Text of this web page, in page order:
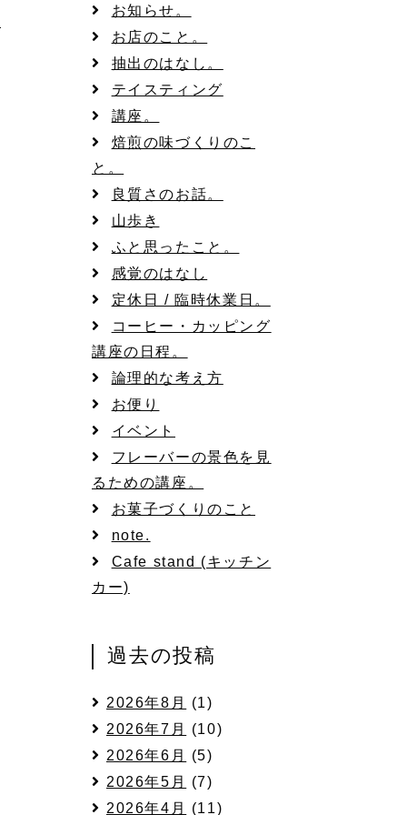
お知らせ。
お店のこと。
抽出のはなし。
テイスティング
講座。
焙煎の味づくりのこ
と。
良質さのお話。
山歩き
ふと思ったこと。
感覚のはなし
定休日 / 臨時休業日。
コーヒー・カッピング
講座の日程。
論理的な考え方
お便り
イベント
フレーバーの景色を見
るための講座。
お菓子づくりのこと
note.
Cafe stand (キッチン
カー)
過去の投稿
2026年8月
(1)
2026年7月
(10)
2026年6月
(5)
2026年5月
(7)
2026年4月
(11)